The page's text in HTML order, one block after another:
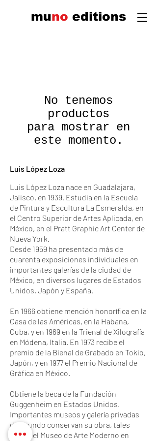
muno editions
No tenemos
productos
para mostrar en
este momento.
Luis López Loza
Luis López Loza nace en Guadalajara,
Jalisco, en 1939. Estudia en la Escuela
de Pintura y Escultura La Esmeralda, en
el Centro Superior de Artes Aplicada, en
México, en el Pratt Graphic Art Center de
Nueva York.
Desde 1959 ha presentado más de
cuarenta exposiciones individuales en
importantes galerías de la ciudad de
México, en diversos lugares de Estados
Unidos, Japón y España.
En 1966 obtiene mención honorífica en la
Casa de las Américas, en la Habana,
Cuba, y en 1969 en la Trienal de Xilografía
en Módena, Italia. En 1973 recibe el
premio de la Bienal de Grabado en Tokio,
Japón, y en 1977 el Premio Nacional de
Gráfica en México.
Obtiene la beca de la Fundación
Guggenheim en Estados Unidos.
Importantes museos y galería privadas
del mundo conservan su obra, tales
como: el Museo de Arte Moderno en